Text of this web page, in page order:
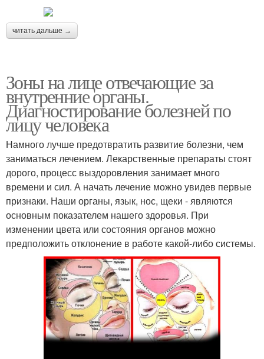
читать дальше →
Зоны на лице отвечающие за
внутренние органы.
Диагностирование болезней по
лицу человека
Намного лучше предотвратить развитие болезни, чем
заниматься лечением. Лекарственные препараты стоят
дорого, процесс выздоровления занимает много
времени и сил. А начать лечение можно увидев первые
признаки. Наши органы, язык, нос, щеки - являются
основным показателем нашего здоровья. При
изменении цвета или состояния органов можно
предположить отклонение в работе какой-либо системы.